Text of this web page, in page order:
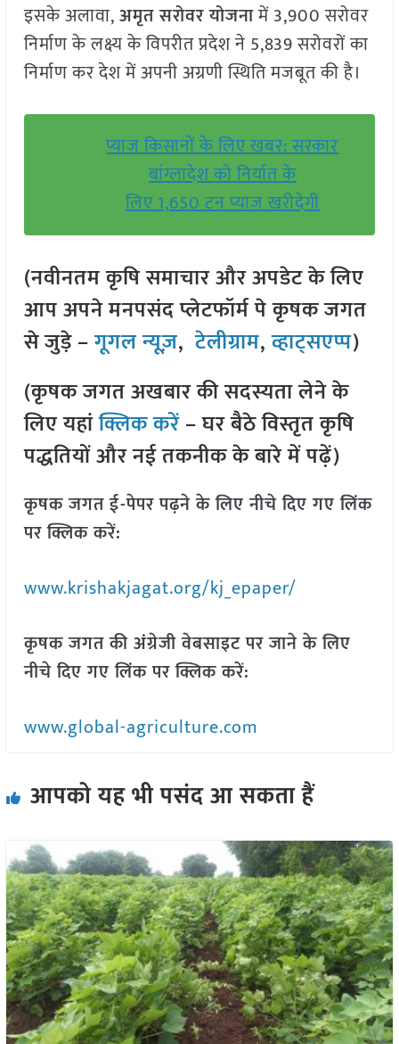
इसके अलावा,अमृत सरोवर योजनामें 3,900 सरोवर
निर्माण के लक्ष्य के विपरीत प्रदेश ने 5,839 सरोवरों का
निर्माण कर देश में अपनी अग्रणी स्थिति मजबूत की है।
प्याज किसानों के लिए खबर: सरकार
बांग्लादेश को निर्यात के
लिए 1,650 टन प्याज खरीदेगी
(नवीनतम कृषि समाचार और अपडेट के लिए
आप अपने मनपसंद प्लेटफॉर्म पे कृषक जगत
से जुड़े –गूगल न्यूज़,टेलीग्राम,व्हाट्सएप्प)
(कृषक जगत अखबार की सदस्यता लेने के
लिए यहांक्लिक करें– घर बैठे विस्तृत कृषि
पद्धतियों और नई तकनीक के बारे में पढ़ें)
कृषक जगत ई-पेपर पढ़ने के लिए नीचे दिए गए लिंक
पर क्लिक करें:
www.krishakjagat.org/kj_epaper/
कृषक जगत की अंग्रेजी वेबसाइट पर जाने के लिए
नीचे दिए गए लिंक पर क्लिक करें:
www.global-agriculture.com
आपको यह भी पसंद आ सकता हैं